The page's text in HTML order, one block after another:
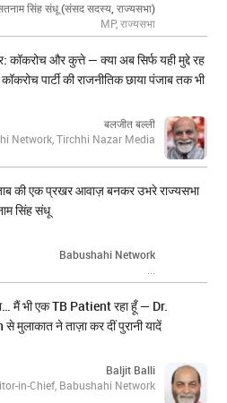
सिंह संधू (संसद सदस्य, राज्यसभा)
MP, राज्यसभा
कॉकरोच और कुत्ते — क्या अब सिर्फ यही मुद्दे रह
पार्टी की राजनीतिक छाया पंजाब तक भी
बलजीत बल्ली
Network, Tirchhi Nazar Media
की एक प्रखर आवाज़ बनकर उभरे राज्यसभा
सिंह संधू
Babushahi Network
...
मैं भी एक TB Patient रहा हूँ — Dr.
मुलाकात ने ताज़ा कर दीं पुरानी यादें
Baljit Balli
in-Chief, Babushahi Network